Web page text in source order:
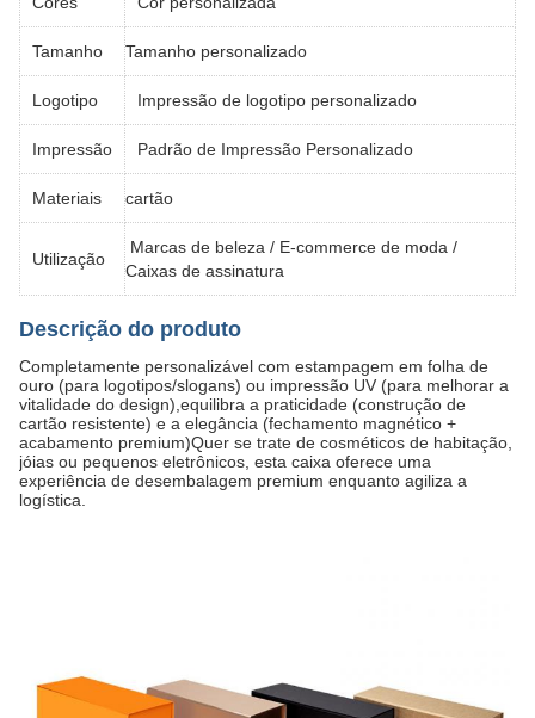
Tamanho Tamanho personalizado
Logotipo Impressão de logotipo personalizado
Impressão Padrão de Impressão Personalizado
Materiais cartão
Utilização
Marcas de beleza / E-commerce de moda /
Caixas de assinatura
Descrição do produto
Completamente personalizável com estampagem em folha de
ouro (para logotipos/slogans) ou impressão UV (para melhorar a
vitalidade do design),equilibra a praticidade (construção de
cartão resistente) e a elegância (fechamento magnético +
acabamento premium)Quer se trate de cosméticos de habitação,
jóias ou pequenos eletrônicos, esta caixa oferece uma
experiência de desembalagem premium enquanto agiliza a
logística.